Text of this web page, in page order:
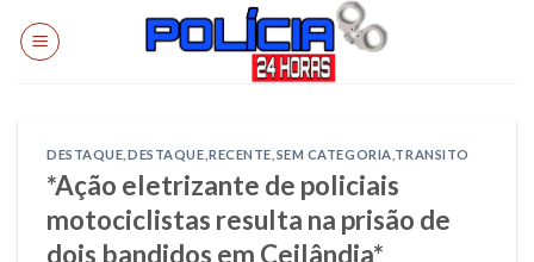
DESTAQUE ,DESTAQUE ,RECENTE SEM CATEGORIA TRANSITO
*Ação eletrizante de policiais
motociclistas resulta na prisão de
dois bandidos em Ceilândia*